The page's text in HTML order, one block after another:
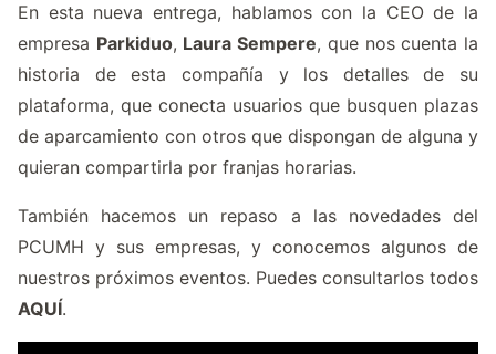
En esta nueva entrega, hablamos con la CEO de la
empresa Parkiduo, Laura Sempere, que nos cuenta la
historia de esta compañía y los detalles de su
plataforma, que conecta usuarios que busquen plazas
de aparcamiento con otros que dispongan de alguna y
quieran compartirla por franjas horarias.
También hacemos un repaso a las novedades del
PCUMH y sus empresas, y conocemos algunos de
nuestros próximos eventos. Puedes consultarlos todos
AQUÍ.